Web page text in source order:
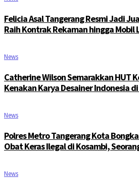
Felicia Asal Tangerang Resmi Jadi
Raih Kontrak Rekaman hingga Mobil
News
Catherine Wilson Semarakkan HUT
Kenakan Karya Desainer Indonesia
News
Polres Metro Tangerang Kota
Obat Keras Ilegal di Kosambi,
News